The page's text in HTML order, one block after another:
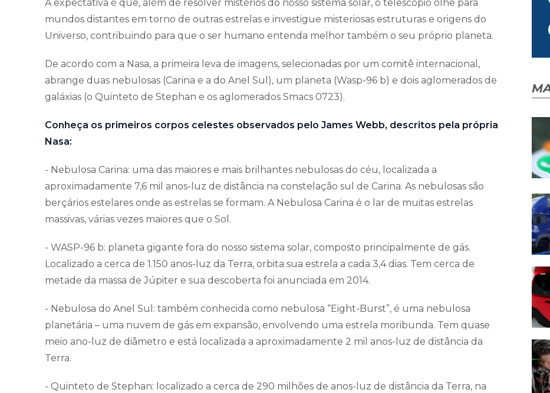
A expectativa é que, além de resolver mistérios do nosso sistema solar, o telescópio olhe para
mundos distantes em torno de outras estrelas e investigue misteriosas estruturas e origens do
Universo, contribuindo para que o ser humano entenda melhor também o seu próprio planeta.
De acordo com a Nasa, a primeira leva de imagens, selecionadas por um comitê internacional,
abrange duas nebulosas (Carina e a do Anel Sul), um planeta (Wasp-96 b) e dois aglomerados de
galáxias (o Quinteto de Stephan e os aglomerados Smacs 0723).
Conheça os primeiros corpos celestes observados pelo James Webb, descritos pela própria
Nasa:
- Nebulosa Carina: uma das maiores e mais brilhantes nebulosas do céu, localizada a
aproximadamente 7,6 mil anos-luz de distância na constelação sul de Carina. As nebulosas são
berçários estelares onde as estrelas se formam. A Nebulosa Carina é o lar de muitas estrelas
massivas, várias vezes maiores que o Sol.
- WASP-96 b: planeta gigante fora do nosso sistema solar, composto principalmente de gás.
Localizado a cerca de 1.150 anos-luz da Terra, orbita sua estrela a cada 3,4 dias. Tem cerca de
metade da massa de Júpiter e sua descoberta foi anunciada em 2014.
- Nebulosa do Anel Sul: também conhecida como nebulosa “Eight-Burst”, é uma nebulosa
planetária – uma nuvem de gás em expansão, envolvendo uma estrela moribunda. Tem quase
meio ano-luz de diâmetro e está localizada a aproximadamente 2 mil anos-luz de distância da
Terra.
- Quinteto de Stephan: localizado a cerca de 290 milhões de anos-luz de distância da Terra, na